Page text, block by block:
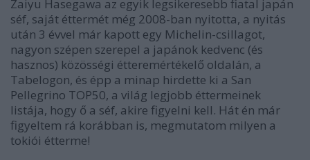
Zaiyu Hasegawa az egyik legsikeresebb fiatal japán
séf, saját éttermét még 2008-ban nyitotta, a nyitás
után 3 évvel már kapott egy Michelin-csillagot,
nagyon szépen szerepel a japánok kedvenc (és
hasznos) közösségi étteremértékelő oldalán, a
Tabelogon, és épp a minap hirdette ki a San
Pellegrino TOP50, a világ legjobb éttermeinek
listája, hogy ő a séf, akire figyelni kell. Hát én már
figyeltem rá korábban is, megmutatom milyen a
tokiói étterme!